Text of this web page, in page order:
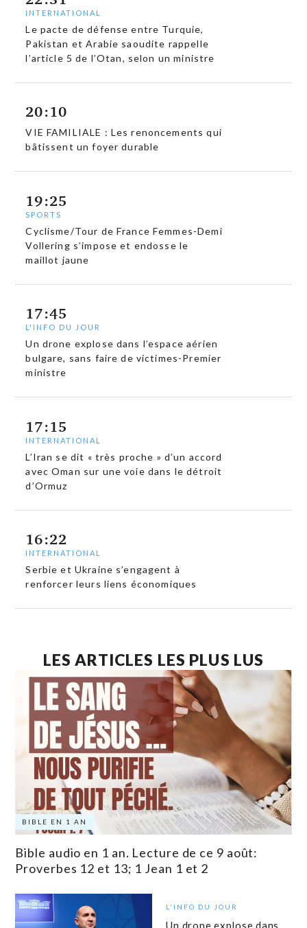
INTERNATIONAL
Le pacte de défense entre Turquie,
Pakistan et Arabie saoudite rappelle
l’article 5 de l’Otan, selon un ministre
20:10
VIE FAMILIALE : Les renoncements qui
bâtissent un foyer durable
19:25
SPORTS
Cyclisme/Tour de France Femmes-Demi
Vollering s’impose et endosse le
maillot jaune
17:45
L'INFO DU JOUR
Un drone explose dans l’espace aérien
bulgare, sans faire de victimes-Premier
ministre
17:15
INTERNATIONAL
L’Iran se dit « très proche » d’un accord
avec Oman sur une voie dans le détroit
d’Ormuz
16:22
INTERNATIONAL
Serbie et Ukraine s’engagent à
renforcer leurs liens économiques
LES ARTICLES LES PLUS LUS
BIBLE EN 1 AN
Bible audio en 1 an. Lecture de ce 9 août:
Proverbes 12 et 13; 1 Jean 1 et 2
L'INFO DU JOUR
Un drone explose dans